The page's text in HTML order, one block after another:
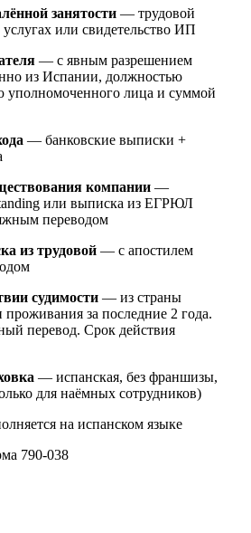
занятости — трудовой
или свидетельство ИП
— с явным разрешением
из Испании, должностью
уполномоченного лица и суммой
— банковские выписки +
компании —
или выписка из ЕГРЮЛ
переводом
из трудовой — с апостилем
судимости — из страны
проживания за последние 2 года.
перевод. Срок действия
— испанская, без франшизы,
для наёмных сотрудников)
на испанском языке
790-038